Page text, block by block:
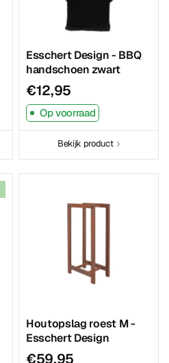
Esschert Design - BBQ
handschoen zwart
€12,95
Op voorraad
Bekijk product
Houtopslag roest M -
Esschert Design
€59,95